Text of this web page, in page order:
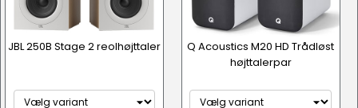
JBL 250B Stage 2 reolhøjttaler
Q Acoustics M20 HD Trådløst
højttalerpar